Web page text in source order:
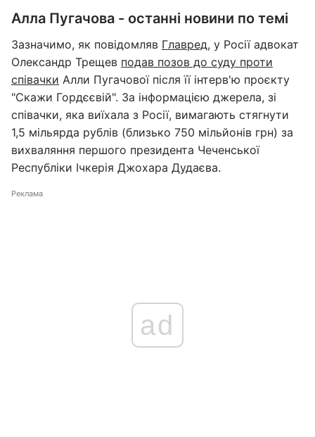
Алла Пугачова - останні новини по темі
Зазначимо, як повідомляв Главред, у Росії адвокат
Олександр Трещев подав позов до суду проти
співачки Алли Пугачової після її інтерв'ю проєкту
"Скажи Гордєєвій". За інформацією джерела, зі
співачки, яка виїхала з Росії, вимагають стягнути
1,5 мільярда рублів (близько 750 мільйонів грн) за
вихваляння першого президента Чеченської
Республіки Ічкерія Джохара Дудаєва.
Реклама
ad